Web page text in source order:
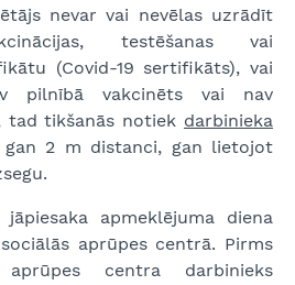
nevar vai nevēlas uzrādīt
testēšanas vai
(Covid-19 sertifikāts), vai
pilnībā vakcinēts vai nav
tad tikšanās notiek darbinieka
gan 2 m distanci, gan lietojot
apmeklējuma diena
aprūpes centrā. Pirms
centra darbinieks